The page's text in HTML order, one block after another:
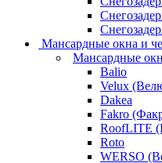
Мансардные окна и
Мансардные
Balio
Velux
Dakea
Fakro
RoofLITE
Roto
WERSO